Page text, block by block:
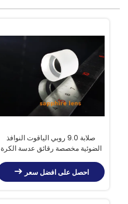
صلابة 9.0 روبي الياقوت النوافذ
الضوئية مخصصة رقائق عدسة الكرة
احصل على افضل سعر